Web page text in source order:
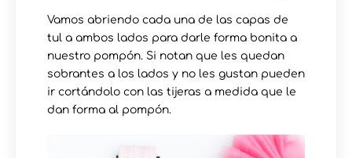
Vamos abriendo cada una de las capas de
tul a ambos lados para darle forma bonita a
nuestro pompón. Si notan que les quedan
sobrantes a los lados y no les gustan pueden
ir cortándolo con las tijeras a medida que le
dan forma al pompón.